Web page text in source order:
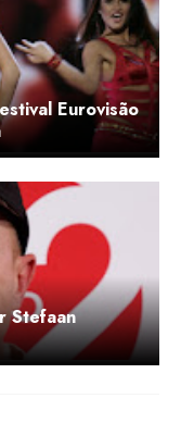
Eurovisão
Stefaan